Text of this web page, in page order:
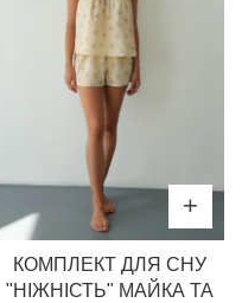
КОМПЛЕКТ ДЛЯ СНУ
"НІЖНІСТЬ" МАЙКА ТА